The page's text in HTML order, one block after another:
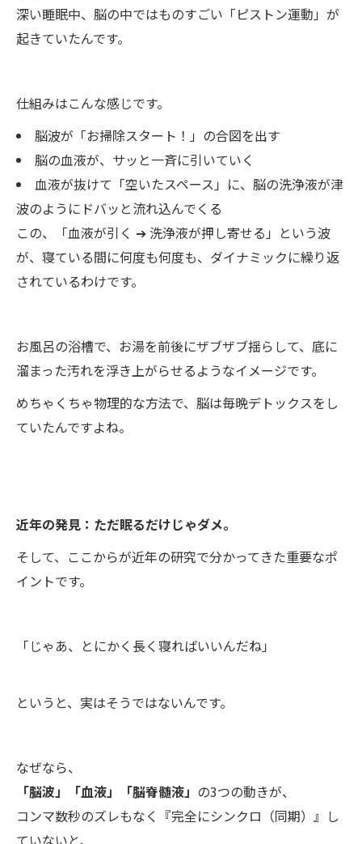
深い睡眠中、脳の中ではものすごい「ピストン運動」が
起きていたんです。
仕組みはこんな感じです。
脳波が「お掃除スタート！」の合図を出す
脳の血液が、サッと一斉に引いていく
血液が抜けて「空いたスペース」に、脳の洗浄液が津
波のようにドバッと流れ込んでくる
この、「血液が引く ➔ 洗浄液が押し寄せる」という波
が、寝ている間に何度も何度も、ダイナミックに繰り返
されているわけです。
お風呂の浴槽で、お湯を前後にザブザブ揺らして、底に
溜まった汚れを浮き上がらせるようなイメージです。
めちゃくちゃ物理的な方法で、脳は毎晩デトックスをし
ていたんですよね。
近年の発見：ただ眠るだけじゃダメ。
そして、ここからが近年の研究で分かってきた重要なポ
イントです。
「じゃあ、とにかく長く寝ればいいんだね」
というと、実はそうではないんです。
なぜなら、
「脳波」「血液」「脳脊髄液」 の3つの動きが、
コンマ数秒のズレもなく『完全にシンクロ（同期）』し
ていないと、